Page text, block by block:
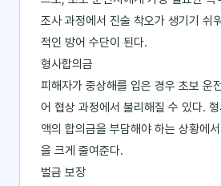
조사 과정에서 진술 착오가 생기기 쉬
적인 방어 수단이 된다.
형사합의금
피해자가 중상해를 입은 경우 초보 운
어 협상 과정에서 불리해질 수 있다.
액의 합의금을 부담해야 하는 상황에
을 크게 줄여준다.
벌금 보장